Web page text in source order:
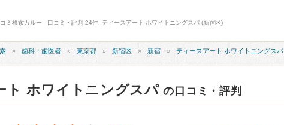
ミ検索カルー - 口コミ・評判 24件: ティースアート ホワイトニングスパ (新宿区)
歯科・歯医者 東京都 新宿区 新宿 ティースアート ホワイトニングスパ
ト ホワイトニングスパ の口コミ・評判